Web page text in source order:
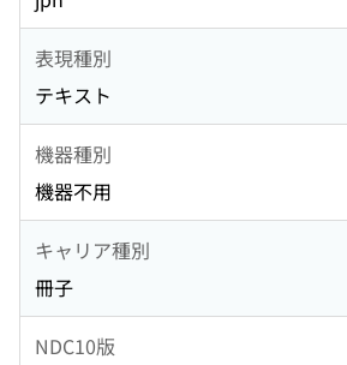
表現種別
テキスト
機器種別
機器不用
キャリア種別
冊子
NDC10版